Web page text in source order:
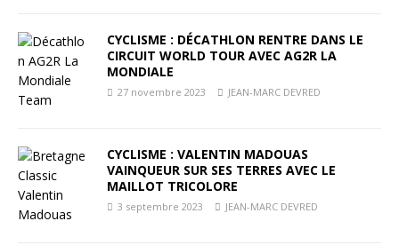
CYCLISME : DÉCATHLON RENTRE DANS LE
CIRCUIT WORLD TOUR AVEC AG2R LA
MONDIALE
27 novembre 2023 JEAN-MARC DEVRED
CYCLISME : VALENTIN MADOUAS
VAINQUEUR SUR SES TERRES AVEC LE
MAILLOT TRICOLORE
3 septembre 2023 JEAN-MARC DEVRED